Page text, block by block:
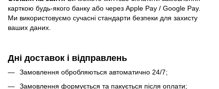
карткою будь-якого банку або через Apple Pay / Google Pay.
Ми використовуємо сучасні стандарти безпеки для захисту
ваших даних.
Дні доставок і відправлень
Замовлення обробляються автоматично 24/7;
Замовлення формується та пакується після оплати;